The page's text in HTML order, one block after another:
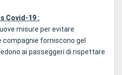
Covid-19 :
misure per evitare
compagnie forniscono gel
ai passeggeri di rispettare